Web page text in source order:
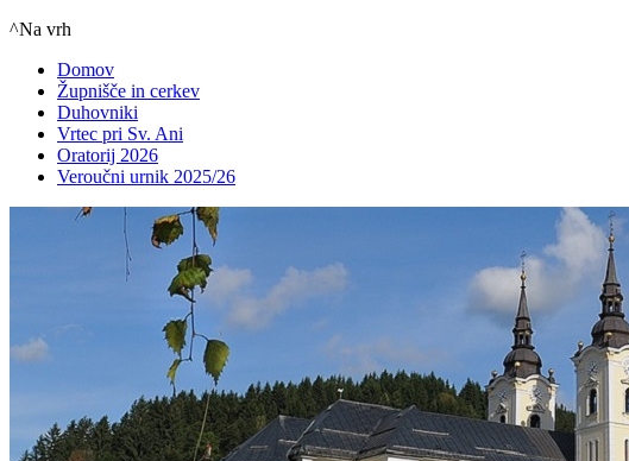
^Na vrh
Domov
Župnišče in cerkev
Duhovniki
Vrtec pri Sv. Ani
Oratorij 2026
Veroučni urnik 2025/26